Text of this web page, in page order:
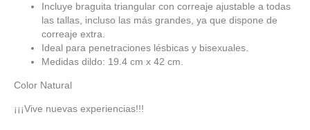
Incluye braguita triangular con correaje ajustable a todas
las tallas, incluso las más grandes, ya que dispone de
correaje extra.
Ideal para penetraciones lésbicas y bisexuales.
Medidas dildo: 19.4 cm x 42 cm.
Color Natural
¡¡¡Vive nuevas experiencias!!!